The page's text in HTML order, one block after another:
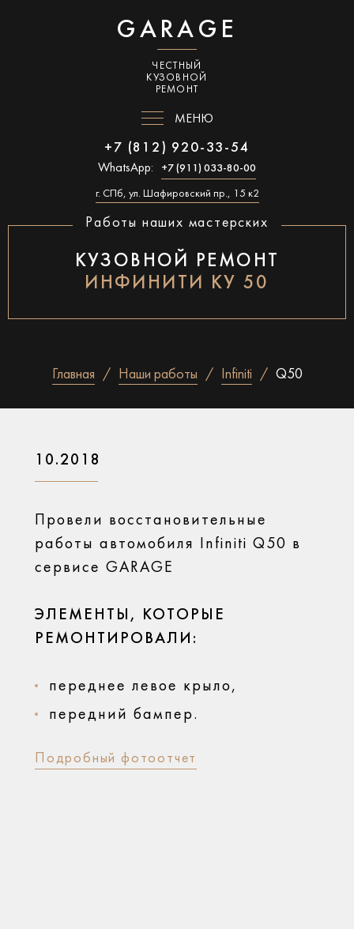
GARAGE
ЧЕСТНЫЙ
КУЗОВНОЙ
РЕМОНТ
МЕНЮ
+7 (812) 920-33-54
WhatsApp: +7 (911) 033-80-00
г. СПб, ул. Шафировский пр., 15 к2
Работы наших мастерских
КУЗОВНОЙ РЕМОНТ
ИНФИНИТИ КУ 50
Главная Наши работы Infiniti Q50
10.2018
Провели восстановительные
работы автомобиля Infiniti Q50 в
сервисе GARAGE
ЭЛЕМЕНТЫ, КОТОРЫЕ
РЕМОНТИРОВАЛИ:
переднее левое крыло,
передний бампер.
Подробный фотоотчет